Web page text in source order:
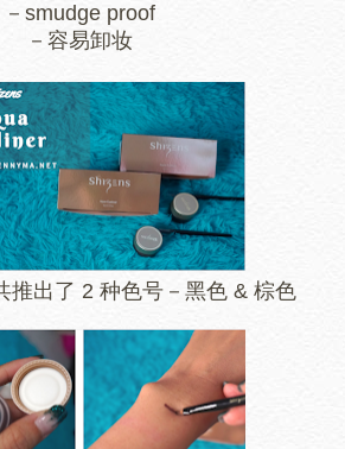
－smudge proof
－容易卸妆
推出了 2 种色号－黑色 & 棕色